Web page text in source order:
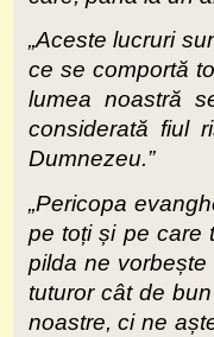
„Aceste lucruri
ce se comportă
lumea noastră
considerată fiul
Dumnezeu.”
„Pericopa
pe toți și pe care
pilda ne
tuturor cât de
noastre, ci ne